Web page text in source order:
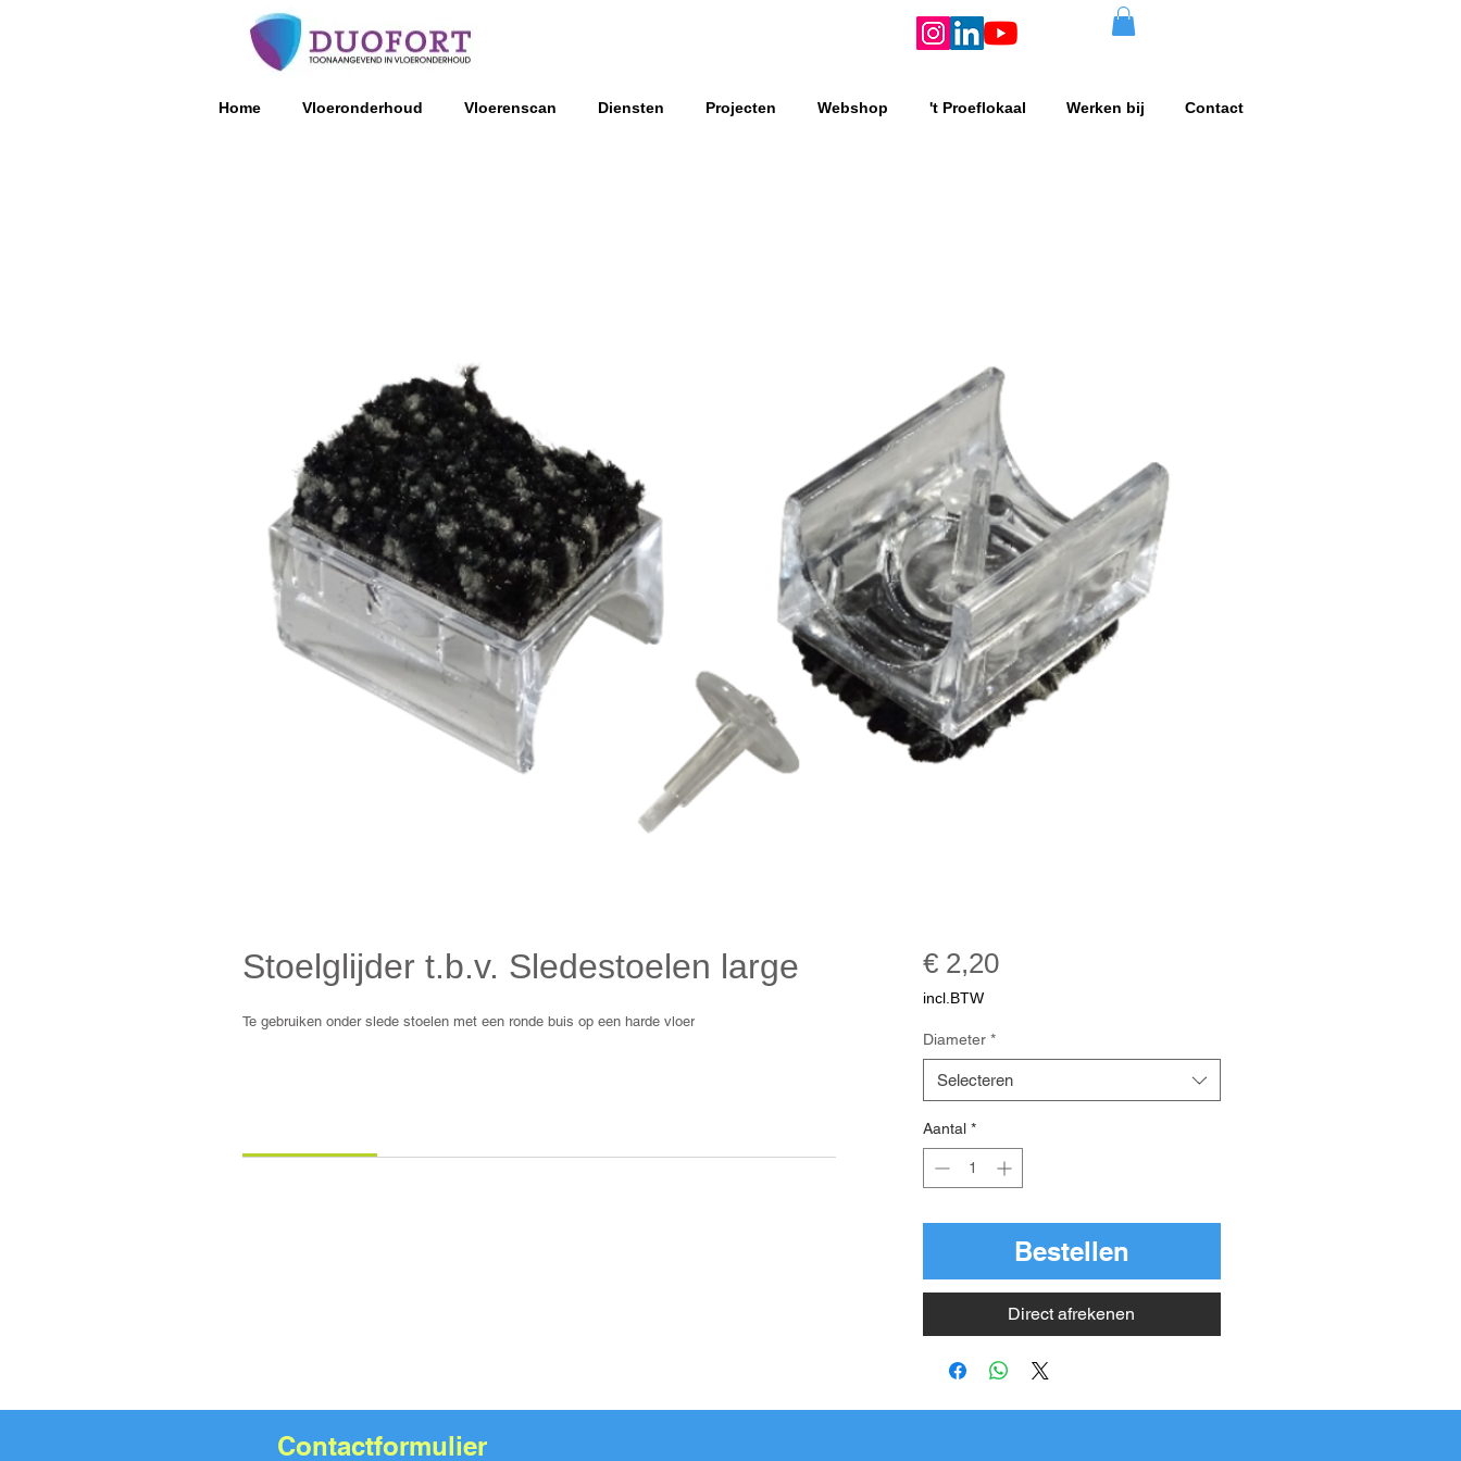
Home Vloeronderhoud Vloerenscan Diensten Projecten Webshop 't Proeflokaal Werken bij Contact
Stoelglijder t.b.v. Sledestoelen large
Te gebruiken onder slede stoelen met een ronde buis op een harde vloer
€ 2,20Prijs
incl.BTW
Diameter *
Selecteren
Aantal *
Bestellen
Direct afrekenen
Contactformulier